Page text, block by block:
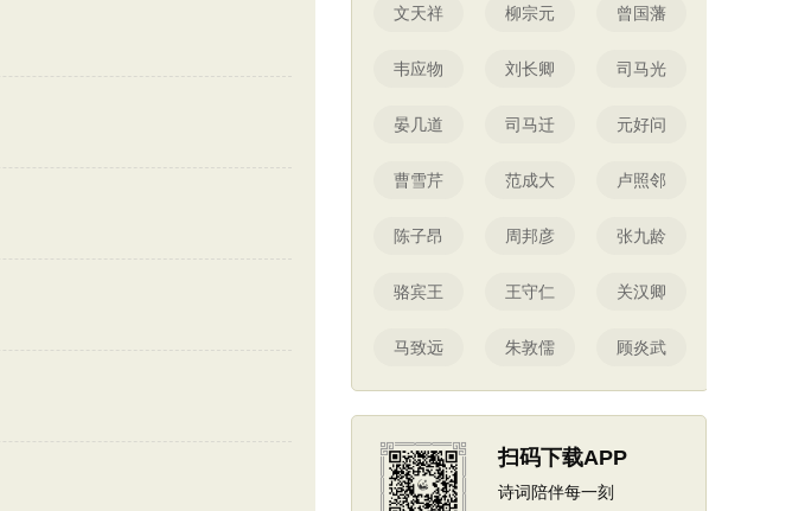
文天祥 柳宗元 曾国藩
韦应物 刘长卿 司马光
晏几道 司马迁 元好问
曹雪芹 范成大 卢照邻
陈子昂 周邦彦 张九龄
骆宾王 王守仁 关汉卿
马致远 朱敦儒 顾炎武
扫码下载APP
诗词陪伴每一刻